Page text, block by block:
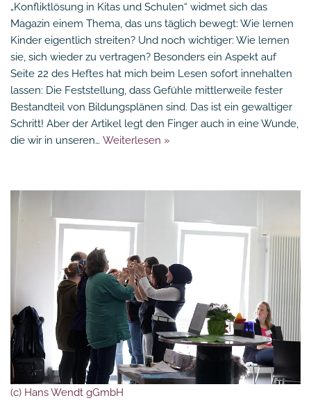
„Konfliktlösung in Kitas und Schulen“ widmet sich das
Magazin einem Thema, das uns täglich bewegt: Wie lernen
Kinder eigentlich streiten? Und noch wichtiger: Wie lernen
sie, sich wieder zu vertragen? Besonders ein Aspekt auf
Seite 22 des Heftes hat mich beim Lesen sofort innehalten
lassen: Die Feststellung, dass Gefühle mittlerweile fester
Bestandteil von Bildungsplänen sind. Das ist ein gewaltiger
Schritt! Aber der Artikel legt den Finger auch in eine Wunde,
die wir in unseren… Weiterlesen »
(c) Hans Wendt gGmbH